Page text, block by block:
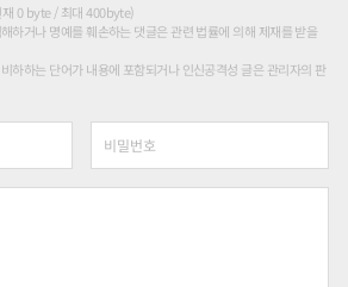
재 0 byte / 최대 400byte)
하거나 명예를 훼손하는 댓글은 관련 법률에 의해 제재를 받을
하하는 단어가 내용에 포함되거나 인신공격성 글은 관리자의 판